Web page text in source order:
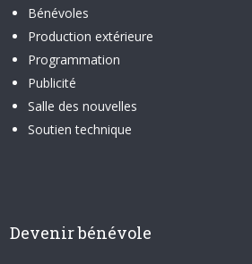
Bénévoles
Production extérieure
Programmation
Publicité
Salle des nouvelles
Soutien technique
Devenir bénévole